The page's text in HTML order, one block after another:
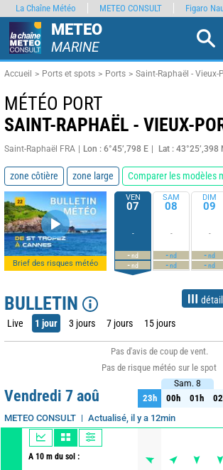
METEO
MARINE
Accueil Ports et spots Ports Saint-Raphaël - Vieux-
MÉTÉO PORT
SAINT-RAPHAËL - VIEUX-
Saint-Raphaël FRA Lon : 6°45’,798 E Lat : 43°25’,398
zone côtière zone large Comparer les modèles
Brief des risques météo
VEN
07
-
-nd
-nd
SAM
08
-
-nd
-nd
DIM
09
-
-nd
-nd
BULLETIN
Live 1 jour 3 jours 7 jours 15 jours
Pas d'avis de coup de vent.
Pas de risque météo sur le spot
Vendredi 7 aoû
METEO CONSULT Actualisé, il y a 12min
A 10 m du sol :
Sam. 8
23h 00h 01h
Sam. 8
23h 00h 01h
La Chaîne Météo METEO CONSULT Figaro